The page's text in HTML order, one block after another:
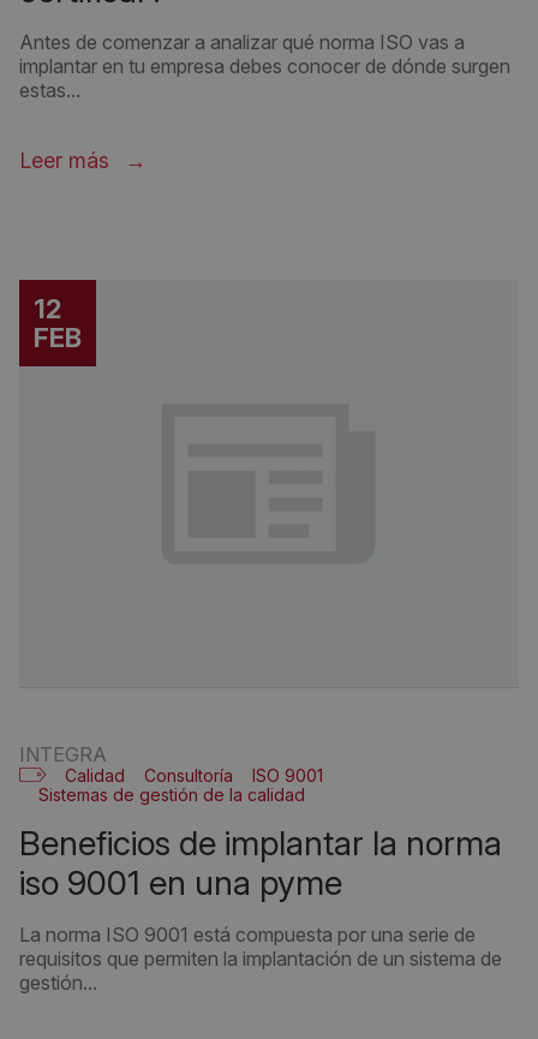
Antes de comenzar a analizar qué norma ISO vas a
implantar en tu empresa debes conocer de dónde surgen
estas...
Leer más
12
FEB
INTEGRA
Calidad Consultoría
ISO 9001
Sistemas de gestión de la calidad
beneficios de implantar la norma
iso 9001 en una pyme
La norma ISO 9001 está compuesta por una serie de
requisitos que permiten la implantación de un sistema de
gestión...